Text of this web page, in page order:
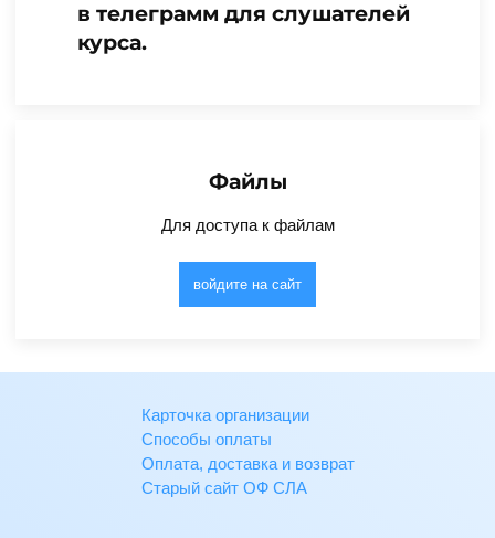
в телеграмм для слушателей
курса.
Файлы
Для доступа к файлам
войдите на сайт
Карточка организации
Способы оплаты
Оплата, доставка и возврат
Старый сайт ОФ СЛА